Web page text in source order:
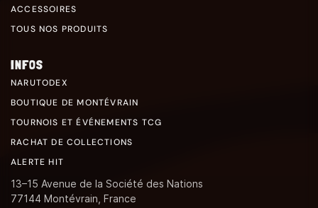
ACCESSOIRES
TOUS NOS PRODUITS
INFOS
NARUTODEX
BOUTIQUE DE MONTÉVRAIN
TOURNOIS ET ÉVÉNEMENTS TCG
RACHAT DE COLLECTIONS
ALERTE HIT
13–15 Avenue de la Société des Nations
77144 Montévrain, France